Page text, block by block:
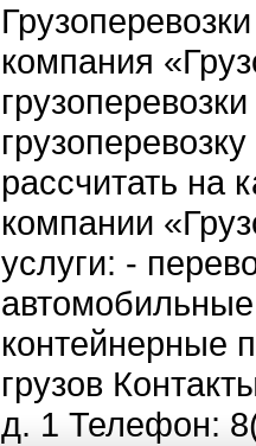
компания
рассчитать на
компании
услуги: -
контейнерные
грузов
д. 1 Телефон: